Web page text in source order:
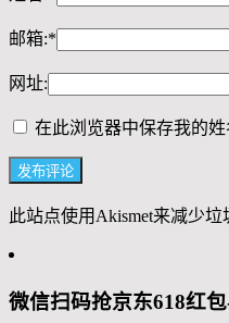
邮箱:*
网址:
在此浏览器中保存我的姓
此站点使用Akismet来减少垃
微信扫码抢京东618红